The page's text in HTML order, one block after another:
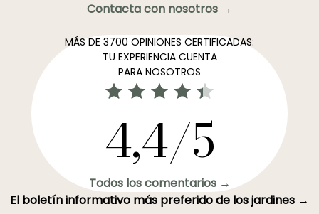
Contacta con nosotros →
MÁS DE 3700 OPINIONES CERTIFICADAS:
TU EXPERIENCIA CUENTA
PARA NOSOTROS
4,4/5
Todos los comentarios →
El boletín informativo más preferido de los jardines →